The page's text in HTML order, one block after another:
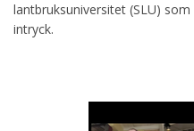
lantbruksuniversitet (SLU)
intryck.